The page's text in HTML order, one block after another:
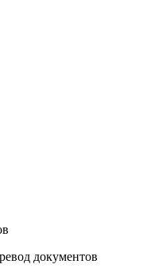
документов